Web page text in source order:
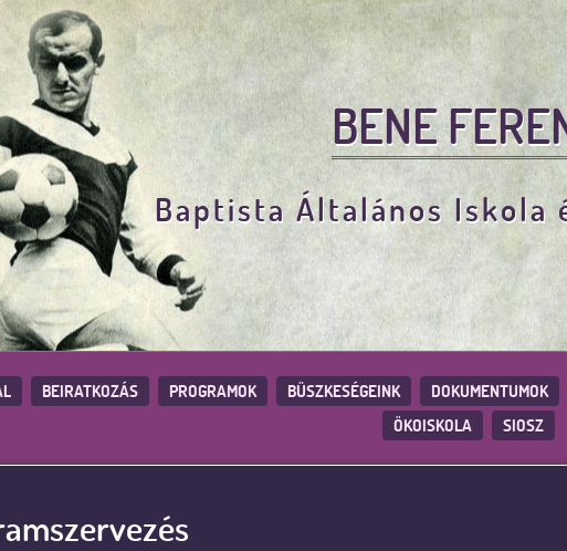
BENE
Baptista Általános Iskola
BEIRATKOZÁS PROGRAMOK BÜSZKESÉGEINK DOKUMENTUMOK
ÖKOISKOLA
SIOSZ